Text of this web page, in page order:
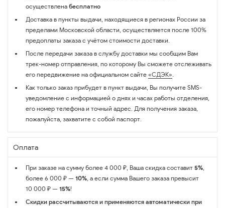
осуществлена бесплатно
Доставка в пункты выдачи, находящиеся в регионах России за
пределами Московской области, осуществляется после 100%
предоплаты заказа с учётом стоимости доставки.
После передачи заказа в службу доставки мы сообщим Вам
трек-номер отправления, по которому Вы сможете отслеживать
его передвижение на официальном сайте «СДЭК».
Как только заказ прибудет в пункт выдачи, Вы получите SMS-
уведомление с информацией о днях и часах работы отделения,
его номер телефона и точный адрес. Для получения заказа,
пожалуйста, захватите с собой паспорт.
Оплата
При заказе на сумму более 4 000 ₽, Ваша скидка составит 5%,
более 6 000 ₽ — 10%, а если сумма Вашего заказа превысит
10 000 ₽ — 15%!
Скидки рассчитываются и применяются автоматически при